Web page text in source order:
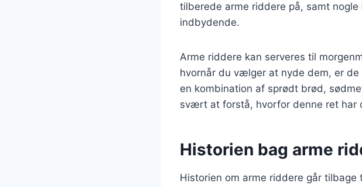
tilberede arme riddere på, samt
indbydende.
Arme riddere kan serveres til
hvornår du vælger at nyde dem, er
en kombination af sprødt brød,
svært at forstå, hvorfor denne ret har
Historien bag arme
Historien om arme riddere går